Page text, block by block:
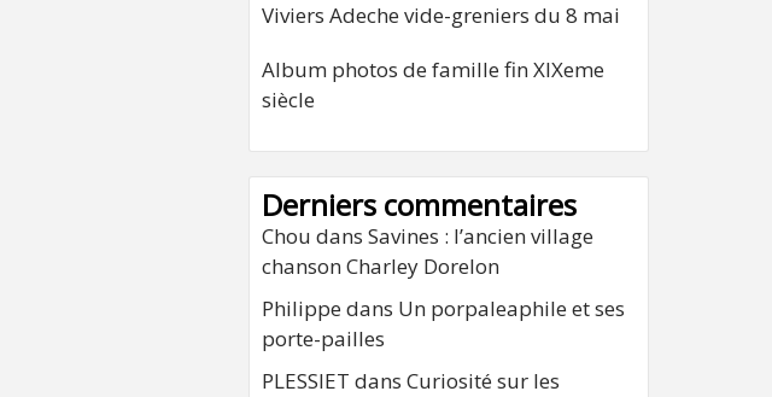
Viviers Adeche vide-greniers du 8 mai
Album photos de famille fin XIXeme
siècle
Derniers commentaires
Chou dans Savines : l’ancien village
chanson Charley Dorelon
Philippe dans Un porpaleaphile et ses
porte-pailles
PLESSIET dans Curiosité sur les